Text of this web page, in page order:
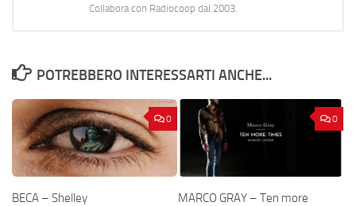
Collabora con Radiocoop dal 2003.
POTREBBERO INTERESSARTI ANCHE...
0
BECA – Shelley
0
MARCO GRAY – Ten more